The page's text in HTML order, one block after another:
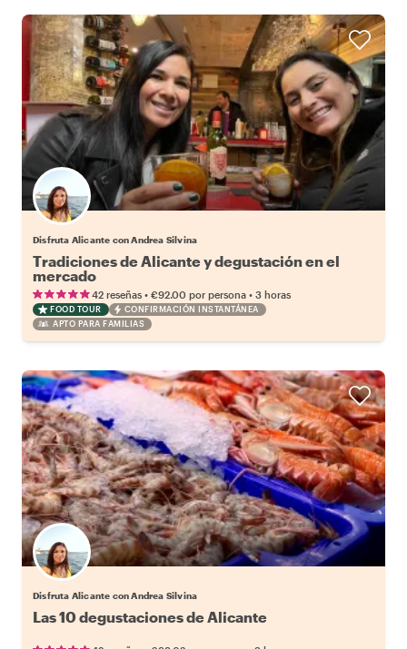
Disfruta Alicante con Andrea Silvina
Tradiciones de Alicante y degustación en el
mercado
42 reseñas • €92.00 por persona • 3 horas
FOOD TOUR
CONFIRMACIÓN INSTANTÁNEA
APTO PARA FAMILIAS
Disfruta Alicante con Andrea Silvina
Las 10 degustaciones de Alicante